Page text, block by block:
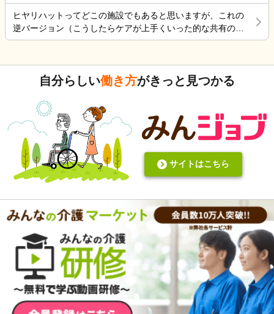
ころです。 朝昼晩の食事中に加山雄三DVDを必ず観て
喜ぶ姿を 観るとどうしても決断出来ない自分がいま
す。 異常かな⁈
ヒヤリハットってどこの施設でもあると思いますが、これの
逆バージョン（こうしたらケアが上手くいった的な共有の書
式）ってないですよね。あったらいいケアを共有できると思
遂記録ばかりって、すごくネガティブだと個人的に思いま
す。また、介護の世界って「できて当たり前」的な思考が強
し。うつ病の人じゃないんだから、できないことばかり言っ
たらストレスたまりませんか。
自分らしい働き方がきっと見つかる
サイトはこちら